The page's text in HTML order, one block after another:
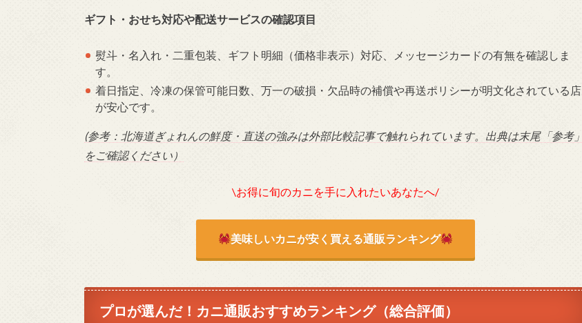
ギフト・おせち対応や配送サービスの確認項目
熨斗・名入れ・二重包装、ギフト明細（価格非表示）対応、メッセージカードの有無を確認しま
す。
着日指定、冷凍の保管可能日数、万一の破損・欠品時の補償や再送ポリシーが明文化されている店
が安心です。
(参考：北海道ぎょれんの鮮度・直送の強みは外部比較記事で触れられています。出典は末尾「参考」
をご確認ください）
\お得に旬のカニを手に入れたいあなたへ/
美味しいカニが安く買える通販ランキング
プロが選んだ！カニ通販おすすめランキング（総合評価）